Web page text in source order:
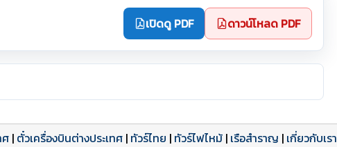
เปิดดู PDF ดาวน์โหลด PDF
ศ | ตั๋วเครื่องบินต่างประเทศ | ทัวร์ไทย | ทัวร์ไฟไหม้ | เรือสำราญ | เกี่ยวกับเรา